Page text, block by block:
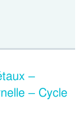
–
– Cycle